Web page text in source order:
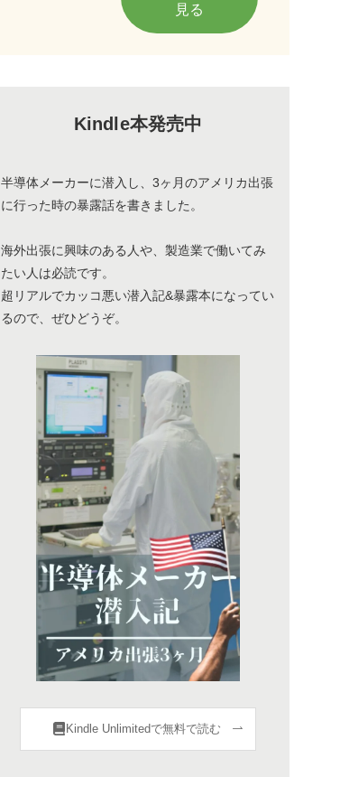
見る
Kindle本発売中
半導体メーカーに潜入し、3ヶ月のアメリカ出張
に行った時の暴露話を書きました。
海外出張に興味のある人や、製造業で働いてみ
たい人は必読です。
超リアルでカッコ悪い潜入記&暴露本になってい
るので、ぜひどうぞ。
Kindle Unlimitedで無料で読む